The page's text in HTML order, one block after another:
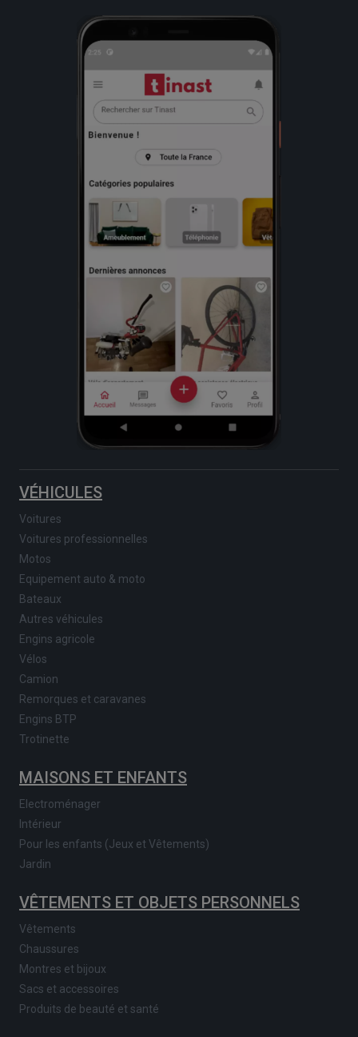
VÉHICULES
Voitures
Voitures professionnelles
Motos
Equipement auto & moto
Bateaux
Autres véhicules
Engins agricole
Vélos
Camion
Remorques et caravanes
Engins BTP
Trotinette
MAISONS ET ENFANTS
Electroménager
Intérieur
Pour les enfants (Jeux et Vêtements)
Jardin
VÊTEMENTS ET OBJETS PERSONNELS
Vêtements
Chaussures
Montres et bijoux
Sacs et accessoires
Produits de beauté et santé